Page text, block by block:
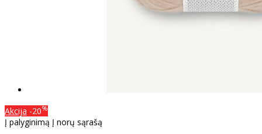
Akcija -20%
Į palyginimą Į norų sąrašą